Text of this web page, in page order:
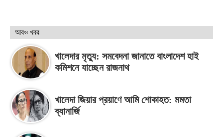
আরও খবর
খালেদার মৃত্যু: সমবেদনা জানাতে বাংলাদেশ হাই
কমিশনে যাচ্ছেন রাজনাথ
খালেদা জিয়ার প্রয়াণে আমি শোকাহত: মমতা
ব্যানার্জি